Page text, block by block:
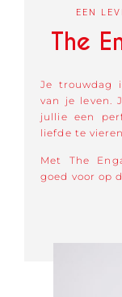
EEN
The
Je trouwdag
van je leven.
jullie een
liefde te vieren.
Met The
goed voor op